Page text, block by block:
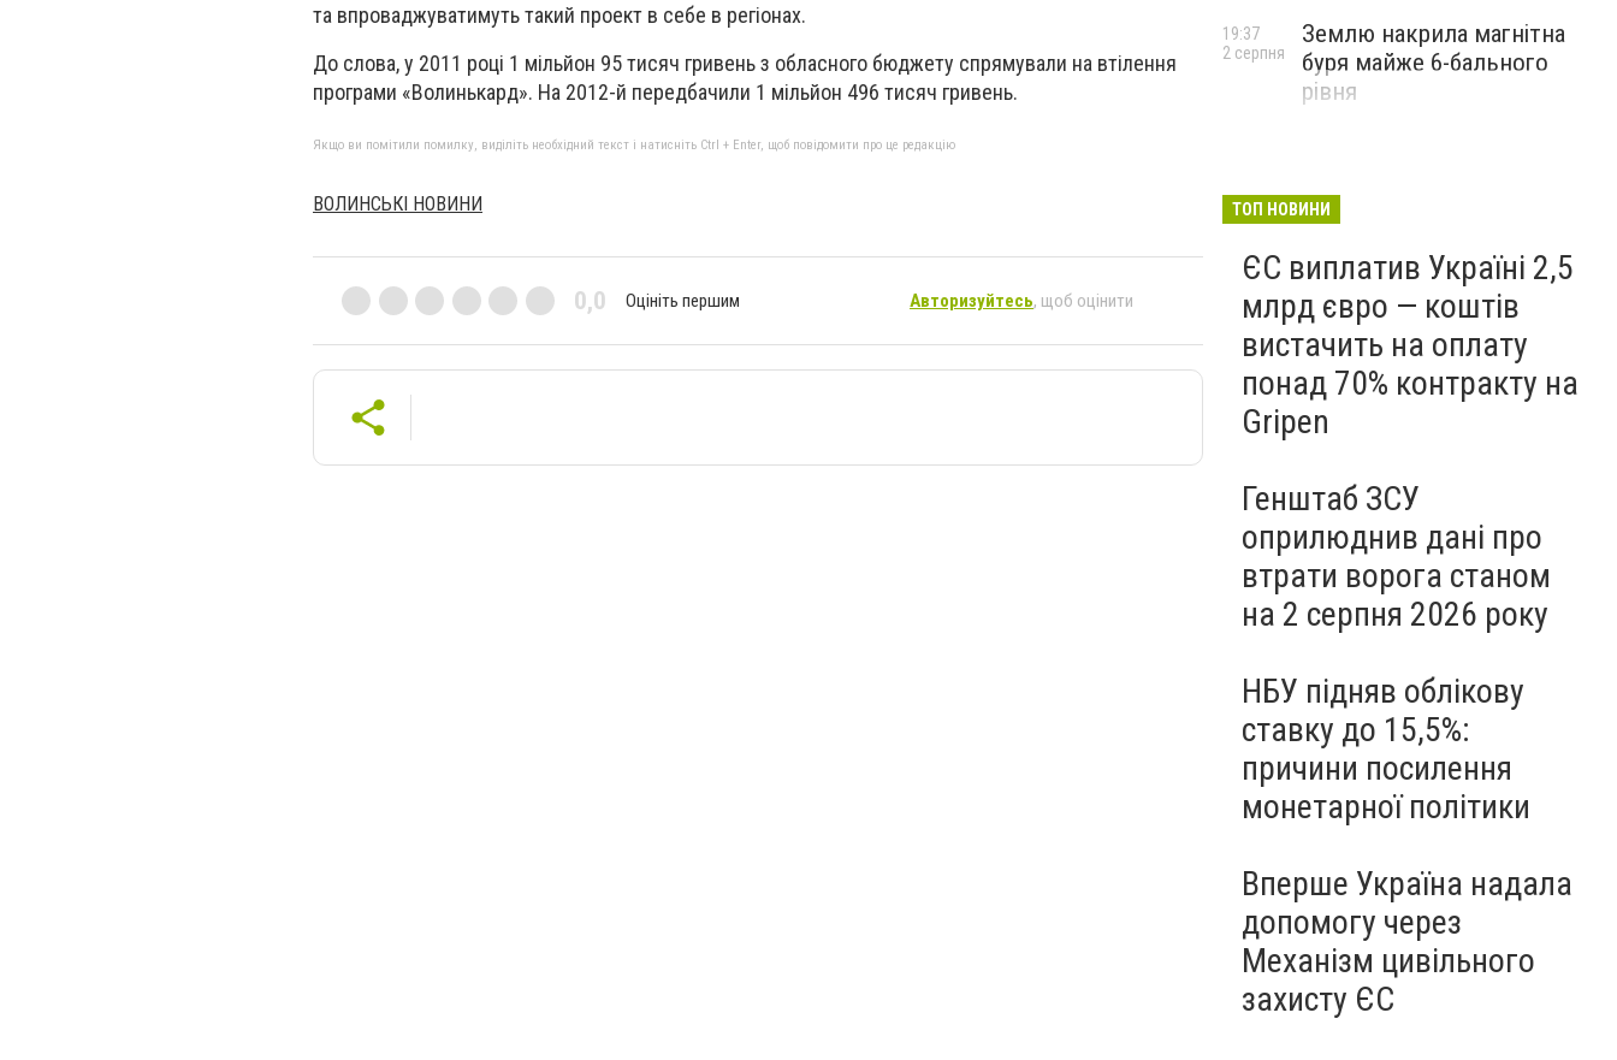
та впроваджуватимуть такий проект в себе в регіонах.
До слова, у 2011 році 1 мільйон 95 тисяч гривень з обласного бюджету спрямували на втілення
програми «Волинькард». На 2012-й передбачили 1 мільйон 496 тисяч гривень.
Якщо ви помітили помилку, виділіть необхідний текст і натисніть Ctrl + Enter, щоб повідомити про це редакцію
ВОЛИНСЬКІ НОВИНИ
0,0 Оцініть першим Авторизуйтесь, щоб оцінити
Землю накрила магнітна
буря майже 6-бального
рівня
19:37
2 серпня
ТОП НОВИНИ
ЄС виплатив Україні 2,5
млрд євро — коштів
вистачить на оплату
понад 70% контракту на
Gripen
Генштаб ЗСУ
оприлюднив дані про
втрати ворога станом
на 2 серпня 2026 року
НБУ підняв облікову
ставку до 15,5%:
причини посилення
монетарної політики
Вперше Україна надала
допомогу через
Механізм цивільного
захисту ЄС